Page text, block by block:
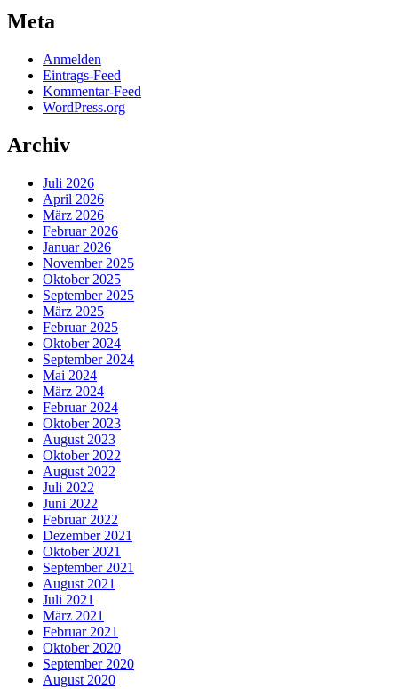
Meta
Anmelden
Eintrags-Feed
Kommentar-Feed
WordPress.org
Archiv
Juli 2026
April 2026
März 2026
Februar 2026
Januar 2026
November 2025
Oktober 2025
September 2025
März 2025
Februar 2025
Oktober 2024
September 2024
Mai 2024
März 2024
Februar 2024
Oktober 2023
August 2023
Oktober 2022
August 2022
Juli 2022
Juni 2022
Februar 2022
Dezember 2021
Oktober 2021
September 2021
August 2021
Juli 2021
März 2021
Februar 2021
Oktober 2020
September 2020
August 2020